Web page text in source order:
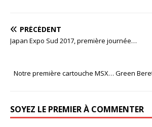
PRÉCÉDENT
Japan Expo Sud 2017, première journée…
Notre première cartouche MSX… Green
SOYEZ LE PREMIER À COMMENTER